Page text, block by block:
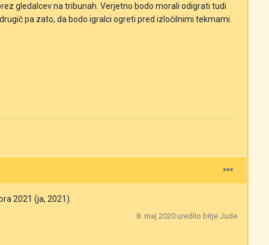
gledalcev na tribunah. Verjetno bodo morali odigrati tudi
pa zato, da bodo igralci ogreti pred izločilnimi tekmami.
2021 (ja, 2021).
8. maj 2020 uredilo bitje Jude